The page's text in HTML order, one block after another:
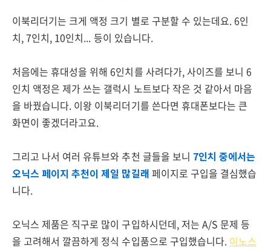
이북리더기는 크게 액정 크기 별로 구분할 수 있는데요. 6인
치, 7인치, 10인치... 등이 있습니다.
처음에는 휴대성을 위해 6인치를 사려다가, 사이즈를 보니 6
인치 액정은 제가 쓰는 갤럭시 노트보다 작은 것 같아서 마음
을 바꿨습니다. 이왕 이북리더기를 쓴다면 휴대폰보다는 큰
화면이 좋겠더라고요.
그리고 나서 여러 유튜브와 추천 글들을 보니 7인치 중에서는
오닉스 페이지 추천이 제일 많길래 페이지로 구입을 결심했습
니다.
오닉스 제품은 직구로 많이 구입하시던데, 저는 A/S 문제 등
을 고려해서 깔끔하게 정식 수입품으로 구입했습니다. 이노스